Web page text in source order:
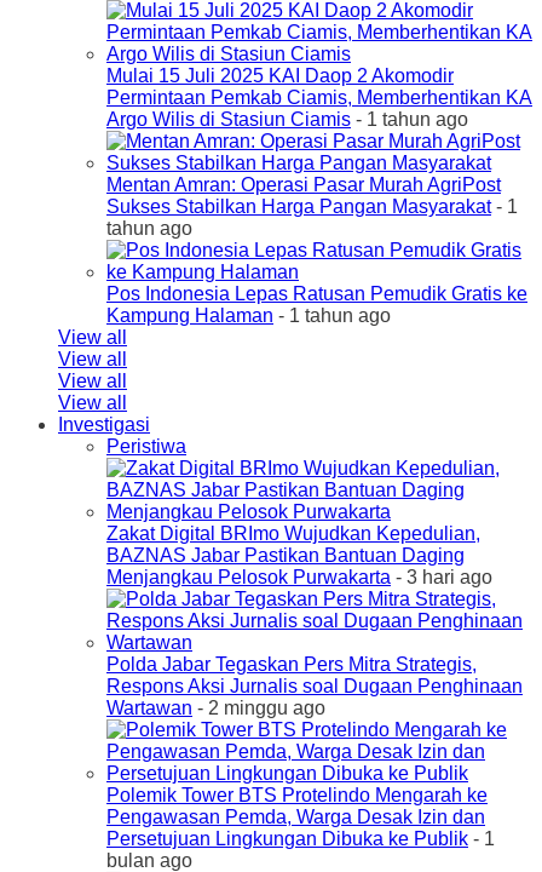
Mulai 15 Juli 2025 KAI Daop 2 Akomodir
Permintaan Pemkab Ciamis, Memberhentikan KA
Argo Wilis di Stasiun Ciamis - 1 tahun ago
Mentan Amran: Operasi Pasar Murah AgriPost
Sukses Stabilkan Harga Pangan Masyarakat- 1
tahun ago
Pos Indonesia Lepas Ratusan Pemudik Gratis ke
Kampung Halaman - 1 tahun ago
View all
View all
View all
View all
Investigasi
Peristiwa
Zakat Digital BRImo Wujudkan Kepedulian,
BAZNAS Jabar Pastikan Bantuan Daging
Menjangkau Pelosok Purwakarta - 3 hari ago
Polda Jabar Tegaskan Pers Mitra Strategis,
Respons Aksi Jurnalis soal Dugaan Penghinaan
Wartawan - 2 minggu ago
Polemik Tower BTS Protelindo Mengarah ke
Pengawasan Pemda, Warga Desak Izin dan
Persetujuan Lingkungan Dibuka ke Publik - 1
bulan ago